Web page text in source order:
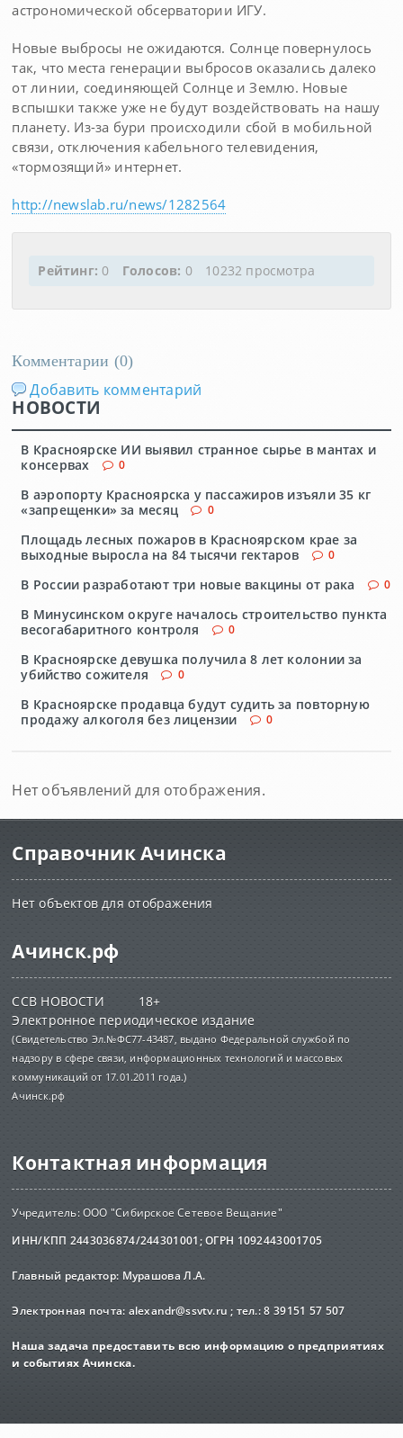
астрономической обсерватории ИГУ.
Новые выбросы не ожидаются. Солнце повернулось
так, что места генерации выбросов оказались далеко
от линии, соединяющей Солнце и Землю. Новые
вспышки также уже не будут воздействовать на нашу
планету. Из-за бури происходили сбой в мобильной
связи, отключения кабельного телевидения,
«тормозящий» интернет.
http://newslab.ru/news/1282564
Рейтинг:0 Голосов: 0 10232 просмотра
Комментарии (0)
Добавить комментарий
НОВОСТИ
В Красноярске ИИ выявил странное сырье в мантах и
консервах
0
В аэропорту Красноярска у пассажиров изъяли 35 кг
«запрещенки» за месяц
0
Площадь лесных пожаров в Красноярском крае за
выходные выросла на 84 тысячи гектаров
0
В России разработают три новые вакцины от рака 0
В Минусинском округе началось строительство пункта
весогабаритного контроля
0
В Красноярске девушка получила 8 лет колонии за
убийство сожителя
0
В Красноярске продавца будут судить за повторную
продажу алкоголя без лицензии
0
Нет объявлений для отображения.
Справочник Ачинска
Нет объектов для отображения
Ачинск.рф
ССВ НОВОСТИ 18+
Электронное периодическое издание
(Свидетельство Эл.№ФС77-43487, выдано Федеральной службой по
надзору в сфере связи, информационных технологий и массовых
коммуникаций от 17.01.2011 года.)
Ачинск.рф
Контактная информация
Учредитель: ООО "Сибирское Сетевое Вещание"
ИНН/КПП 2443036874/244301001; ОГРН 1092443001705
Главный редактор: Мурашова Л.А.
Электронная почта: alexandr@ssvtv.ru; тел.: 8 39151 57 507
Наша задача предоставить всю информацию о предприятиях
и событиях Ачинска.